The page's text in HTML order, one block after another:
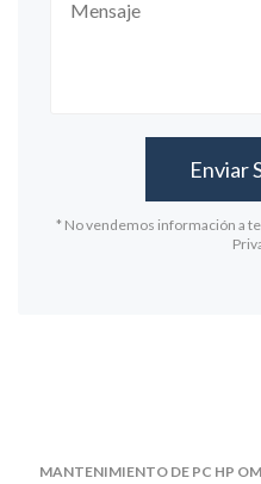
* No vendemos información a
MANTENIMIENTO DE PC HP